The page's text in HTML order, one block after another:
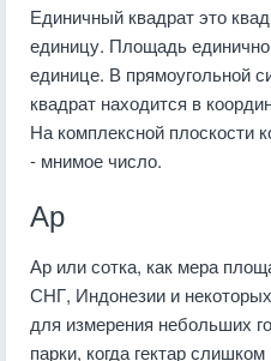
Единичный квадрат это
единицу. Площадь
единице. В прямоугольной
квадрат находится в
На комплексной плоскости
- мнимое число.
Ар
Ар или сотка, как мера
СНГ, Индонезии и
для измерения небольших
парки, когда гектар